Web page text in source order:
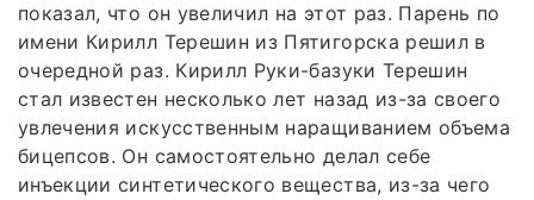
показал, что он увеличил на этот раз. Парень по
имени Кирилл Терешин из Пятигорска решил в
очередной раз. Кирилл Руки-базуки Терешин
стал известен несколько лет назад из-за своего
увлечения искусственным наращиванием объема
бицепсов. Он самостоятельно делал себе
инъекции синтетического вещества, из-за чего